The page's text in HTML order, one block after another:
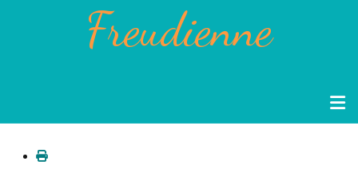
Freudienne